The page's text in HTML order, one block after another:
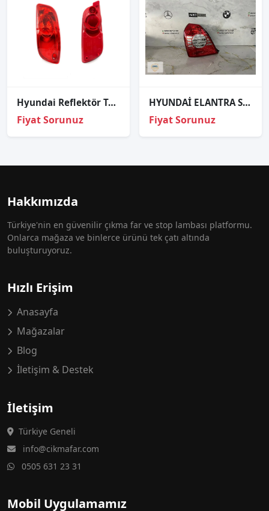
Hyundai Reflektör Tampon Santafe 06-10 Arka Sağ
Fiyat Sorunuz
HYUNDAİ ELANTRA SOL STOP ORJİNAL 04-07
Fiyat Sorunuz
Hakkımızda
Türkiye'nin en güvenilir çıkma far ve stop lambası platformu.
Onlarca mağaza ve binlerce ürünü tek çatı altında
buluşturuyoruz.
Hızlı Erişim
Anasayfa
Mağazalar
Blog
İletişim & Destek
İletişim
Türkiye Geneli
info@cikmafar.com
0505 631 23 31
Mobil Uygulamamız